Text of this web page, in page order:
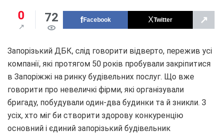
0 72 Facebook Twitter ↗
Запорізький ДБК, слід говорити відверто, пережив усі
компанії, які протягом 50 років пробували закріпитися
в Запоріжжі на ринку будівельних послуг. Що вже
говорити про невеличкі фірми, які організували
бригаду, побудували один-два будинки та й зникли. З
усіх, хто міг би створити здорову конкуренцію
основний і єдиний запорізький будівельник